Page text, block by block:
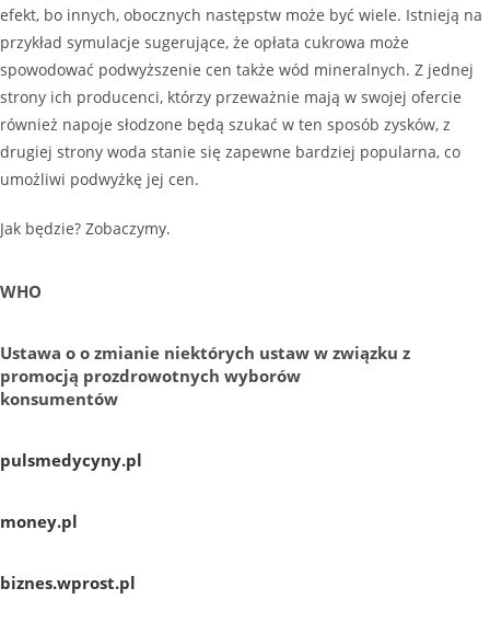
efekt, bo innych, obocznych następstw może być wiele. Istnieją na
przykład symulacje sugerujące, że opłata cukrowa może
spowodować podwyższenie cen także wód mineralnych. Z jednej
strony ich producenci, którzy przeważnie mają w swojej ofercie
również napoje słodzone będą szukać w ten sposób zysków, z
drugiej strony woda stanie się zapewne bardziej popularna, co
umożliwi podwyżkę jej cen.
Jak będzie? Zobaczymy.
WHO
Ustawa o o zmianie niektórych ustaw w związku z
promocją prozdrowotnych wyborów
konsumentów
pulsmedycyny.pl
money.pl
biznes.wprost.pl